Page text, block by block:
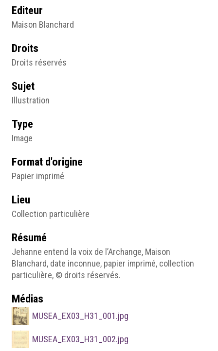
Editeur
Maison Blanchard
Droits
Droits réservés
Sujet
Illustration
Type
Image
Format d'origine
Papier imprimé
Lieu
Collection particulière
Résumé
Jehanne entend la voix de l’Archange, Maison
Blanchard, date inconnue, papier imprimé, collection
particulière, © droits réservés.
Médias
MUSEA_EX03_H31_001.jpg
MUSEA_EX03_H31_002.jpg